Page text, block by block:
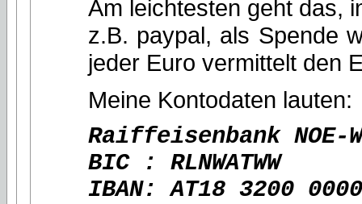
Am leichtesten geht das,
z.B. paypal, als Spende
jeder Euro vermittelt den
Meine Kontodaten lauten:
Raiffeisenbank NOE-
BIC : RLNWATWW
IBAN: AT18 3200